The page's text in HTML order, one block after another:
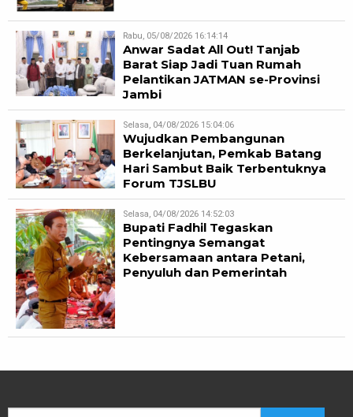
Rabu, 05/08/2026 16:14:14
Anwar Sadat All Out! Tanjab
Barat Siap Jadi Tuan Rumah
Pelantikan JATMAN se-Provinsi
Jambi
Selasa, 04/08/2026 15:04:06
Wujudkan Pembangunan
Berkelanjutan, Pemkab Batang
Hari Sambut Baik Terbentuknya
Forum TJSLBU
Selasa, 04/08/2026 14:52:03
Bupati Fadhil Tegaskan
Pentingnya Semangat
Kebersamaan antara Petani,
Penyuluh dan Pemerintah